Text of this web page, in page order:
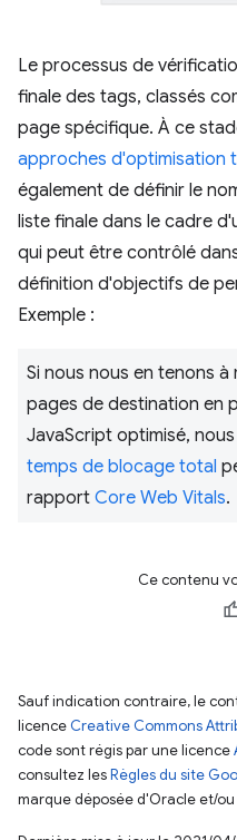
Le processus de
finale des tags, classés
page spécifique. À ce
approches d'optimisation
également de définir le
liste finale dans le cadre
qui peut être contrôlé
définition d'objectifs de
Exemple :
Si nous nous en tenons à
pages de destination en
JavaScript optimisé,
temps de blocage total
rapport Core Web Vitals.
Ce contenu
Sauf indication contraire, le
licence Creative Commons
code sont régis par une licence
consultez lesRègles du site
marque déposée d'Oracle et/